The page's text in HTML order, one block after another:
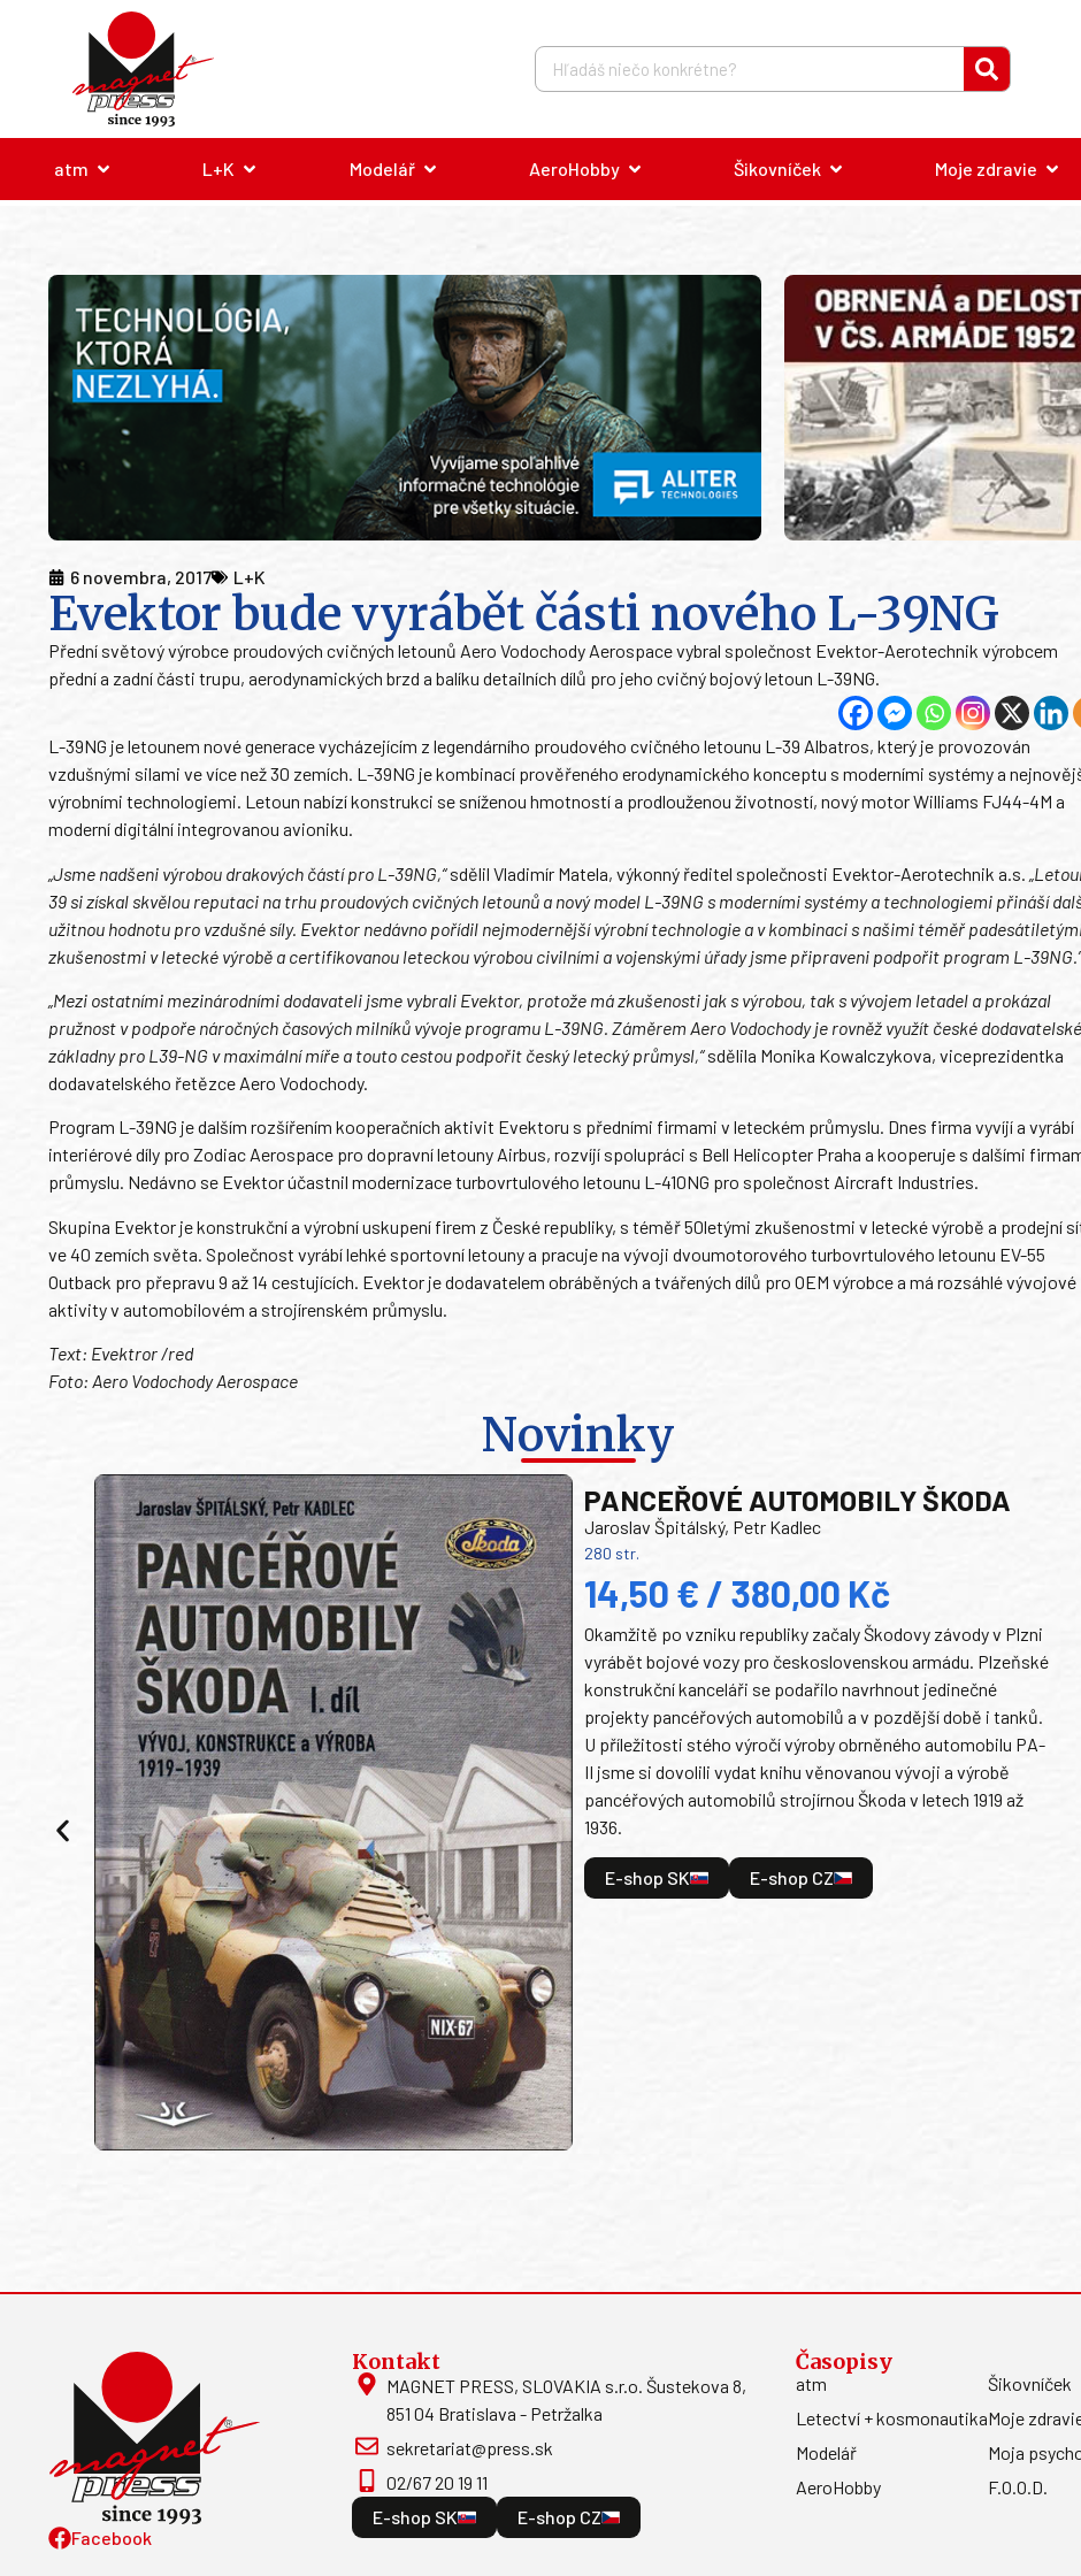
atm L+K Modelář AeroHobby Šikovníček Moje zdravie
6 novembra, 2017 L+K
Evektor bude vyrábět části nového L-39NG
Přední světový výrobce proudových cvičných letounů Aero Vodochody Aerospace vybral společnost Evektor-Aerotechnik výrobcem
přední a zadní části trupu, aerodynamických brzd a balíku detailních dílů pro jeho cvičný bojový letoun L-39NG.
L-39NG je letounem nové generace vycházejícím z legendárního proudového cvičného letounu L-39 Albatros, který je provozován
vzdušnými silami ve více než 30 zemích. L-39NG je kombinací prověřeného erodynamického konceptu s moderními systémy a
výrobními technologiemi. Letoun nabízí konstrukci se sníženou hmotností a prodlouženou životností, nový motor Williams FJ44-4M a
moderní digitální integrovanou avioniku.
„Jsme nadšeni výrobou drakových částí pro L-39NG,“sdělil Vladimír Matela, výkonný ředitel společnosti Evektor-Aerotechnik a.s.
39 si získal skvělou reputaci na trhu proudových cvičných letounů a nový model L-39NG s moderními systémy a technologiemi přináší
užitnou hodnotu pro vzdušné síly. Evektor nedávno pořídil nejmodernější výrobní technologie a v kombinaci s našimi téměř
zkušenostmi v letecké výrobě a certifikovanou leteckou výrobou civilními a vojenskými úřady jsme připraveni podpořit program L-39NG.”
„Mezi ostatními mezinárodními dodavateli jsme vybrali Evektor, protože má zkušenosti jak s výrobou, tak s vývojem letadel a prokázal
pružnost v podpoře náročných časových milníků vývoje programu L-39NG. Záměrem Aero Vodochody je rovněž využít české dodavatelské
základny pro L39-NG v maximální míře a touto cestou podpořit český letecký průmysl,“sdělila Monika Kowalczykova, viceprezidentka
dodavatelského řetězce Aero Vodochody.
Program L-39NG je dalším rozšířením kooperačních aktivit Evektoru s předními firmami v leteckém průmyslu. Dnes firma vyvíjí a vyrábí
interiérové díly pro Zodiac Aerospace pro dopravní letouny Airbus, rozvíjí spolupráci s Bell Helicopter Praha a kooperuje s dalšími
průmyslu. Nedávno se Evektor účastnil modernizace turbovrtulového letounu L-410NG pro společnost Aircraft Industries.
Skupina Evektor je konstrukční a výrobní uskupení firem z České republiky, s téměř 50letými zkušenostmi v letecké výrobě a prodejní
ve 40 zemích světa. Společnost vyrábí lehké sportovní letouny a pracuje na vývoji dvoumotorového turbovrtulového letounu EV-55
Outback pro přepravu 9 až 14 cestujících. Evektor je dodavatelem obráběných a tvářených dílů pro OEM výrobce a má rozsáhlé vývojové
aktivity v automobilovém a strojírenském průmyslu.
Text: Evektror /red
Foto: Aero Vodochody Aerospace
Novinky
PANCEŘOVÉ AUTOMOBILY ŠKODA
Jaroslav Špitálský, Petr Kadlec
280 str.
14,50 € / 380,00 Kč
Okamžitě po vzniku republiky začaly Škodovy závody v Plzni
vyrábět bojové vozy pro československou armádu. Plzeňské
konstrukční kanceláři se podařilo navrhnout jedinečné
projekty pancéřových automobilů a v pozdější době i tanků.
U příležitosti stého výročí výroby obrněného automobilu PA-
II jsme si dovolili vydat knihu věnovanou vývoji a výrobě
pancéřových automobilů strojírnou Škoda v letech 1919 až
1936.
E-shop SK E-shop CZ
Facebook
Kontakt
MAGNET PRESS, SLOVAKIA s.r.o. Šustekova 8,
851 04 Bratislava - Petržalka
sekretariat@press.sk
02/67 20 19 11
E-shop SK
E-shop CZ
Časopisy
atm
Letectví + kosmonautika
Modelář
AeroHobby
Šikovníček
Moje
Moja
F.O.O.D.